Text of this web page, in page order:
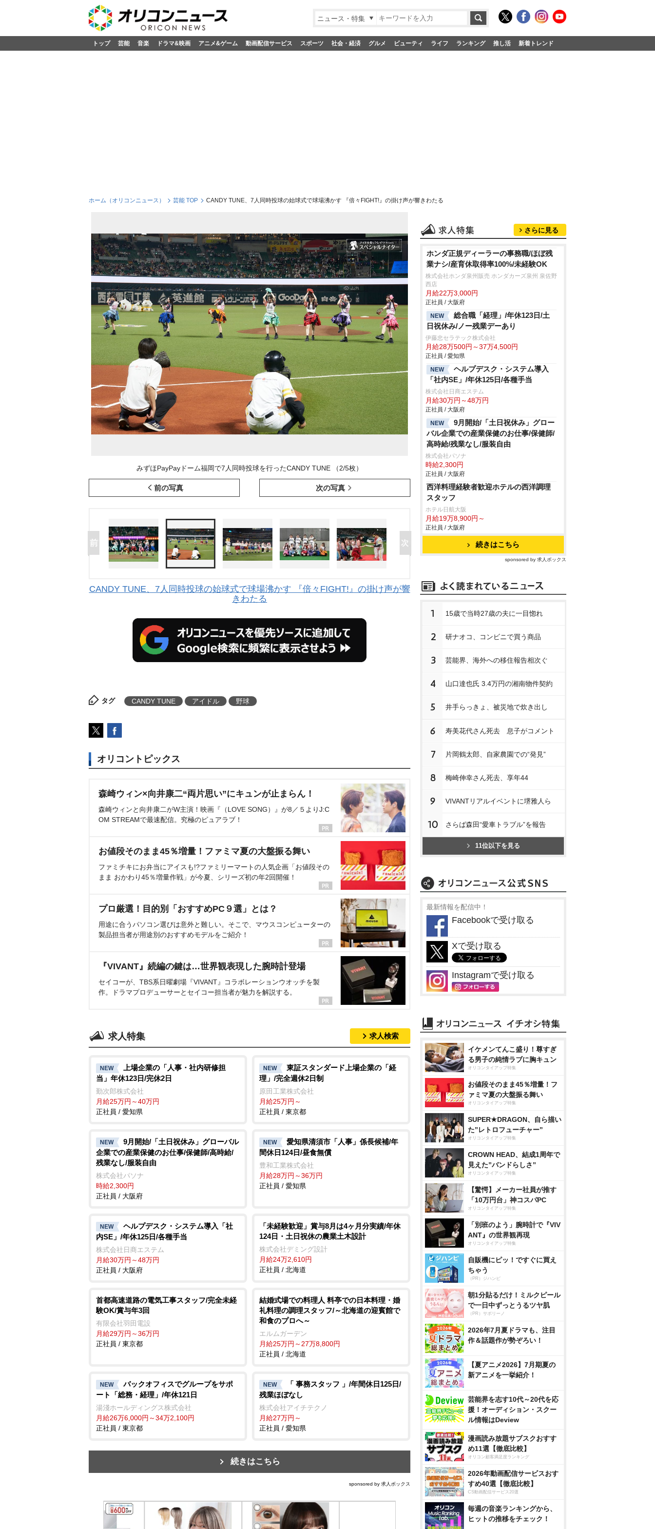
ニュース・特集
トップ 芸能 音楽 ドラマ&映画 アニメ&ゲーム 動画配信サービス スポーツ 社会・経済 グルメ ビューティ ライフ ランキング 推し活 新着トレンド
ホーム（オリコンニュース） 芸能 TOP CANDY TUNE、7人同時投球の始球式で球場沸かす 『倍々FIGHT!』の掛け声が響きわたる
みずほPayPayドーム福岡で7人同時投球を行ったCANDY TUNE （2/5枚）
前の写真 次の写真
CANDY TUNE、7人同時投球の始球式で球場沸かす 『倍々FIGHT!』の掛け声が響
きわたる
タグ CANDY TUNE アイドル 野球
オリコントピックス
森崎ウィン×向井康二“両片思い”にキュンが止まらん！
森崎ウィンと向井康二がW主演！映画『（LOVE SONG）』が8／５よりJ:C
OM STREAMで最速配信。究極のピュアラブ！
お値段そのまま45％増量！ファミマ夏の大盤振る舞い
ファミチキにお弁当にアイスも!?ファミリーマートの人気企画「お値段その
まま おかわり45％増量作戦」が今夏、シリーズ初の年2回開催！
プロ厳選！目的別「おすすめPC９選」とは？
用途に合うパソコン選びは意外と難しい。そこで、マウスコンピューターの
製品担当者が用途別のおすすめモデルをご紹介！
『VIVANT』続編の鍵は…世界観表現した腕時計登場
セイコーが、TBS系日曜劇場『VIVANT』コラボレーションウオッチを製
作。ドラマプロデューサーとセイコー担当者が魅力を解説する。
求人特集 求人検索
NEW
上場企業の「人事・社内研修担
当」年休123日/完休2日
勤次郎株式会社
月給25万円～40万円
正社員 / 愛知県
NEW
東証スタンダード上場企業の「経
理」/完全週休2日制
原田工業株式会社
月給25万円～
正社員 / 東京都
NEW
9月開始/「土日祝休み」グローバル
企業での産業保健のお仕事/保健師/高時給/
残業なし/服装自由
株式会社パソナ
時給2,300円
正社員 / 大阪府
NEW
愛知県清須市「人事」係長候補/年
間休日124日/昼食無償
豊和工業株式会社
月給28万円～36万円
正社員 / 愛知県
NEW
ヘルプデスク・システム導入「社
内SE」/年休125日/各種手当
株式会社日商エステム
月給30万円～48万円
正社員 / 大阪府
「未経験歓迎」賞与8月は4ヶ月分実績/年休
124日・土日祝休の農業土木設計
株式会社デミング設計
月給24万2,610円
正社員 / 北海道
首都高速道路の電気工事スタッフ/完全未経
験OK/賞与年3回
有限会社羽田電設
月給29万円～36万円
正社員 / 東京都
結婚式場での料理人 料亭での日本料理・婚
礼料理の調理スタッフ/～北海道の迎賓館で
和食のプロへ～
エルムガーデン
月給25万円～27万8,800円
正社員 / 北海道
NEW
バックオフィスでグループをサポ
ート「総務・経理」/年休121日
湯淺ホールディングス株式会社
月給26万6,000円～34万2,100円
正社員 / 東京都
NEW
「 事務スタッフ 」/年間休日125日/
残業ほぼなし
株式会社アイチテクノ
月給27万円～
正社員 / 愛知県
続きはこちら
sponsored by 求人ボックス
さらに見る
ホンダ正規ディーラーの事務職/ほぼ残
業ナシ/産育休取得率100%/未経験OK
株式会社ホンダ泉州販売 ホンダカーズ泉州 泉佐野
西店
月給22万3,000円
正社員 / 大阪府
NEW
総合職「経理」/年休123日/土
日祝休み/ノー残業デーあり
伊藤忠セラテック株式会社
月給28万500円～37万4,500円
正社員 / 愛知県
NEW
ヘルプデスク・システム導入
「社内SE」/年休125日/各種手当
株式会社日商エステム
月給30万円～48万円
正社員 / 大阪府
NEW
9月開始/「土日祝休み」グロー
バル企業での産業保健のお仕事/保健師/
高時給/残業なし/服装自由
株式会社パソナ
時給2,300円
正社員 / 大阪府
西洋料理経験者歓迎ホテルの西洋調理
スタッフ
ホテル日航大阪
月給19万8,900円～
正社員 / 大阪府
続きはこちら
sponsored by 求人ボックス
1 15歳で当時27歳の夫に一目惚れ
2 研ナオコ、コンビニで買う商品
3 芸能界、海外への移住報告相次ぐ
4 山口達也氏 3.4万円の湘南物件契約
5 井手らっきょ、被災地で炊き出し
6 寿美花代さん死去 息子がコメント
7 片岡鶴太郎、自家農園での“発見”
8 梅崎伸幸さん死去、享年44
9 VIVANTリアルイベントに堺雅人ら
10 さらば森田“愛車トラブル”を報告
11位以下を見る
最新情報を配信中！
Facebookで受け取る
Xで受け取る
Instagramで受け取る
イケメンてんこ盛り！尊すぎ
る男子の純情ラブに胸キュン
オリコンタイアップ特集
お値段そのまま45％増量！フ
ァミマ夏の大盤振る舞い
オリコンタイアップ特集
SUPER★DRAGON、自ら描い
た”レトロフューチャー”
オリコンタイアップ特集
CROWN HEAD、結成1周年で
見えた”バンドらしさ”
オリコンタイアップ特集
【驚愕】メーカー社員が推す
「10万円台」神コスパPC
オリコンタイアップ特集
「別班のよう」腕時計で『VIV
ANT』の世界観再現
オリコンタイアップ特集
自販機にピッ！ですぐに買え
ちゃう
（PR）ジハンピ
朝1分貼るだけ！ミルクピール
で一日中ずっとうるツヤ肌
（PR）サボリーノ
2026年7月夏ドラマも、注目
作＆話題作が勢ぞろい！
【夏アニメ2026】7月期夏の
新アニメを一挙紹介！
芸能界を志す10代～20代を応
援！オーディション・スクー
ル情報はDeview
漫画読み放題サブスクおすす
め11選【徹底比較】
オリコン顧客満足度ランキング
2026年動画配信サービスおす
すめ40選【徹底比較】
CS動画配信サービス20選
毎週の音楽ランキングから、
ヒットの推移をチェック！